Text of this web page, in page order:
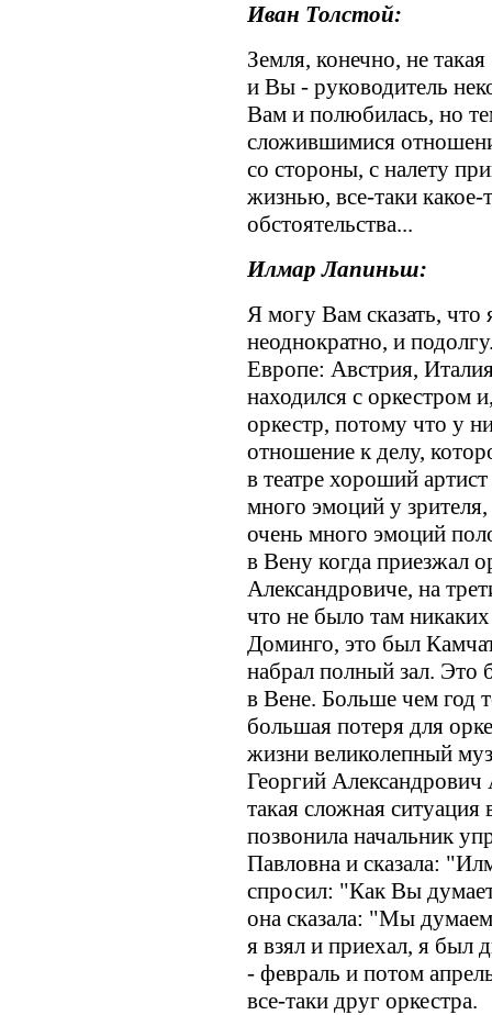
Иван Толстой:
Земля, конечно, не
и Вы - руководитель
Вам и полюбилась, но
сложившимися
со стороны, с налету
жизнью, все-таки
обстоятельства...
Илмар Лапиньш:
Я могу Вам сказать, что
неоднократно, и
Европе: Австрия,
находился с оркестром
оркестр, потому что у
отношение к делу,
в театре хороший
много эмоций у
очень много эмоций
в Вену когда приезжал
Александровиче, на
что не было там
Доминго, это был
набрал полный зал. Это
в Вене. Больше чем год
большая потеря для
жизни великолепный
Георгий
такая сложная
позвонила начальник
Павловна и сказала:
спросил: "Как Вы
она сказала: "Мы
я взял и приехал, я был
- февраль и потом
все-таки друг оркестра.